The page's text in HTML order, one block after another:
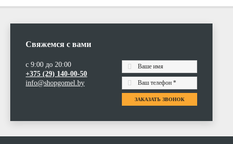
Свяжемся с вами
с 9:00 до 20:00
+375 (29) 140-00-50
info@shopgomel.by
ЗАКАЗАТЬ ЗВОНОК